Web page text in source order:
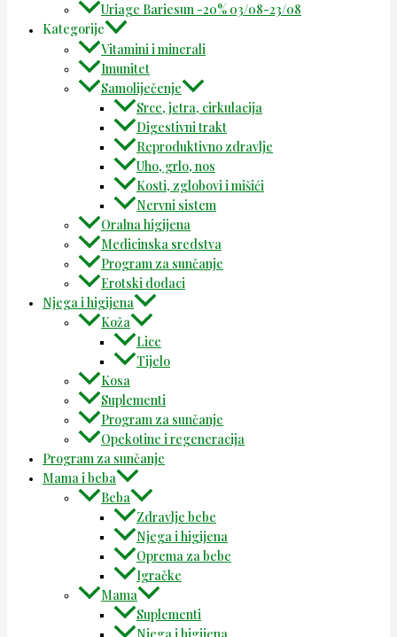
Uriage Bariesun -20% 03/08-23/08
Kategorije
Vitamini i minerali
Imunitet
Samoliječenje
Srce, jetra, cirkulacija
Digestivni trakt
Reproduktivno zdravlje
Uho, grlo, nos
Kosti, zglobovi i mišići
Nervni sistem
Oralna higijena
Medicinska sredstva
Program za sunčanje
Erotski dodaci
Njega i higijena
Koža
Lice
Tijelo
Kosa
Suplementi
Program za sunčanje
Opekotine i regeneracija
Program za sunčanje
Mama i beba
Beba
Zdravlje bebe
Njega i higijena
Oprema za bebe
Igračke
Mama
Suplementi